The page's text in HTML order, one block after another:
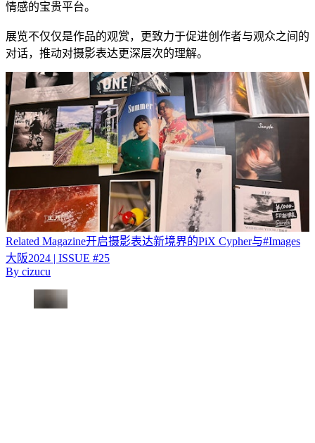
情感的宝贵平台。
展览不仅仅是作品的观赏，更致力于促进创作者与观众之间的
对话，推动对摄影表达更深层次的理解。
Related Magazine开启摄影表达新境界的PiX Cypher与#Images
大阪2024 | ISSUE #25
By cizucu